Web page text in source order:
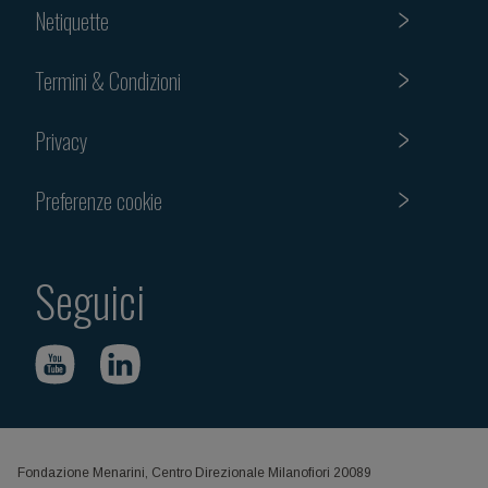
Netiquette
Termini & Condizioni
Privacy
Preferenze cookie
Seguici
Fondazione Menarini, Centro Direzionale Milanofiori 20089